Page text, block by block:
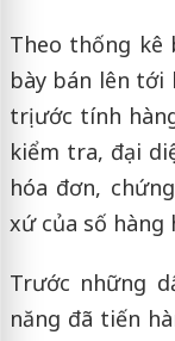
Theo thống kê
bày bán lên tới
trị ước tính
kiểm tra, đại
hóa đơn,
xứ của số hàng
Trước những
năng đã tiến